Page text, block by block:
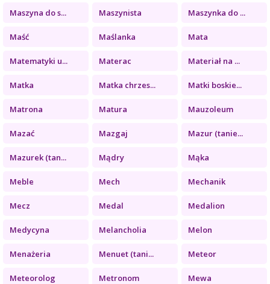
Maszyna do s... Maszynista Maszynka do ...
Maść Maślanka Mata
Matematyki u... Materac Materiał na ...
Matka Matka chrzes... Matki boskie...
Matrona Matura Mauzoleum
Mazać Mazgaj Mazur (tanie...
Mazurek (tan... Mądry Mąka
Meble Mech Mechanik
Mecz Medal Medalion
Medycyna Melancholia Melon
Menażeria Menuet (tani... Meteor
Meteorolog Metronom Mewa